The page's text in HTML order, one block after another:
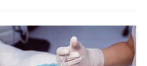
Comment
Choisir
?